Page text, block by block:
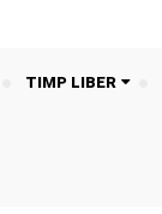
TIMP LIBER